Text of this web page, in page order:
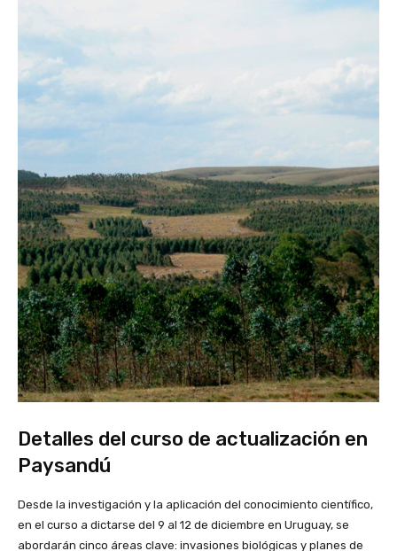
Detalles del curso de actualización en
Paysandú
Desde la investigación y la aplicación del conocimiento científico,
en el curso a dictarse del 9 al 12 de diciembre en Uruguay, se
abordarán cinco áreas clave: invasiones biológicas y planes de